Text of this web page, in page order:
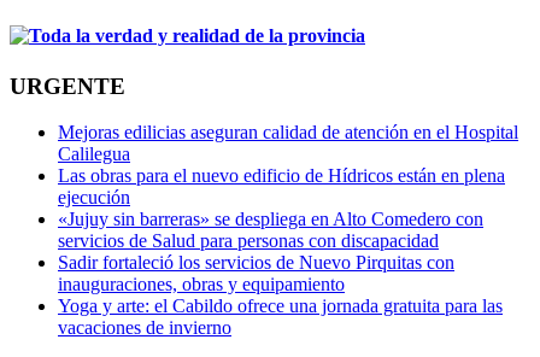
URGENTE
Mejoras edilicias aseguran calidad de atención en el Hospital
Calilegua
Las obras para el nuevo edificio de Hídricos están en plena
ejecución
«Jujuy sin barreras» se despliega en Alto Comedero con
servicios de Salud para personas con discapacidad
Sadir fortaleció los servicios de Nuevo Pirquitas con
inauguraciones, obras y equipamiento
Yoga y arte: el Cabildo ofrece una jornada gratuita para las
vacaciones de invierno